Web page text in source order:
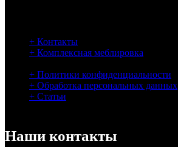
+ Контакты
+ Комплексная меблировка
+ Политики конфиденциальности
+ Обработка персональных данных
+ Статьи
Наши контакты